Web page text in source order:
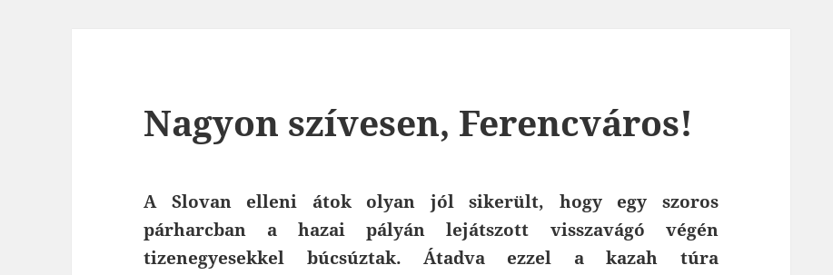
Nagyon szívesen, Ferencváros!
A Slovan elleni átok olyan jól sikerült, hogy egy szoros
párharcban a hazai pályán lejátszott visszavágó végén
tizenegyesekkel búcsúztak. Átadva ezzel a kazah túra